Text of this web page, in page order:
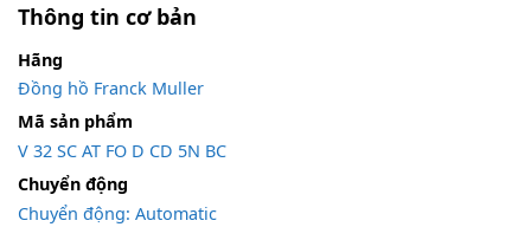
Thông tin cơ bản
Hãng
Đồng hồ Franck Muller
Mã sản phẩm
V 32 SC AT FO D CD 5N BC
Chuyển động
Chuyển động: Automatic